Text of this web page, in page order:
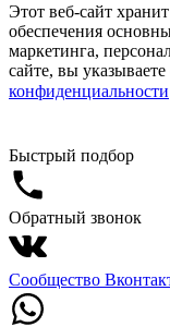
Этот веб-сайт
обеспечения
маркетинга,
сайте, вы указываете
конфиденциальности
Быстрый подбор
Обратный звонок
Сообщество